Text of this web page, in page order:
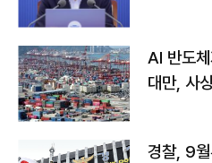
AI 반도
대만, 사
경찰, 9